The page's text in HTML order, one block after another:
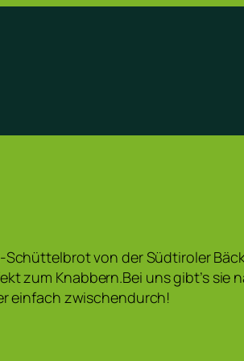
Schüttelbrot von der Südtiroler
zum Knabbern.Bei uns gibt’s sie
einfach zwischendurch!